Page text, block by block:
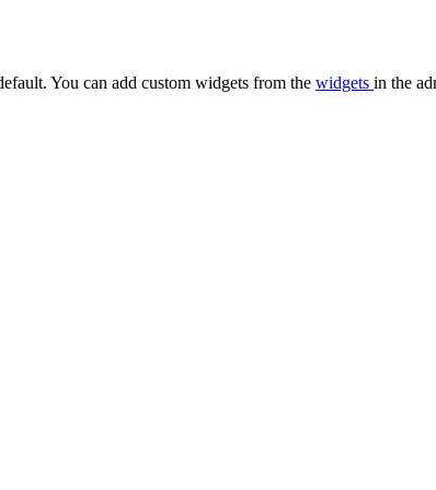
You can add custom widgets from the widgets in the